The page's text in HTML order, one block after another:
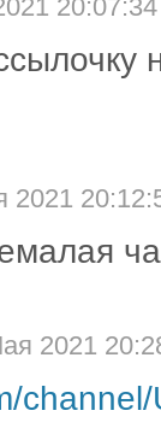
20:07:34
2021
2021